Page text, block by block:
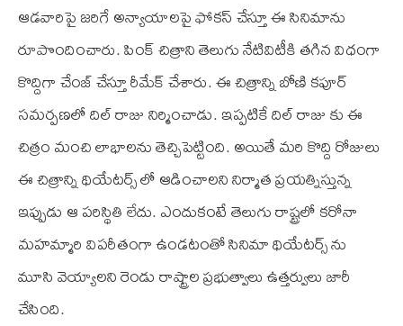
ఆడవారిపై జరిగే అన్యాయాలపై ఫోకస్ చేస్తూ ఈ సినిమాను
రూపొందించారు. పింక్ చిత్రాని తెలుగు నేటివిటీకి తగిన విధంగా
కొద్దిగా చేంజ్ చేస్తూ రీమేక్ చేశారు. ఈ చిత్రాన్ని బోణి కపూర్
సమర్పణలో దిల్ రాజు నిర్మించాడు. ఇప్పటికే దిల్ రాజు కు ఈ
చిత్రం మంచి లాభాలను తెచ్చిపెట్టింది. అయితే మరి కొద్ది రోజులు
ఈ చిత్రాన్ని థియేటర్స్ లో ఆడించాలని నిర్మాత ప్రయత్నిస్తున్న
ఇప్పుడు ఆ పరిస్థితి లేదు. ఎందుకంటే తెలుగు రాష్ట్రలో కరోనా
మహమ్మారి విపరీతంగా ఉండటంతో సినిమా థియేటర్స్ ను
మూసి వెయ్యాలని రెండు రాష్ట్రాల ప్రభుత్వాలు ఉత్తర్వులు జారీ
చేసింది.